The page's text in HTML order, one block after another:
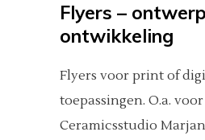
Flyers –
ontwikkeling
Flyers voor print of
toepassingen. O.a.
Ceramicsstudio